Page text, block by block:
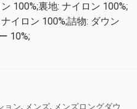
100%;裏地: ナイロン 100%;
イロン 100%;詰物: ダウン
10%;
ョン, メンズ, メンズロングダウ